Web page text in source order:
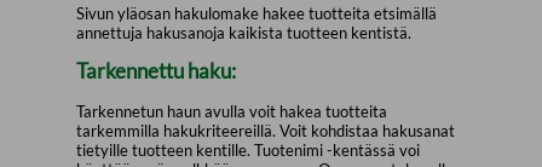
Sivun yläosan hakulomake hakee tuotteita etsimällä
annettuja hakusanoja kaikista tuotteen kentistä.
Tarkennettu haku:
Tarkennetun haun avulla voit hakea tuotteita
tarkemmilla hakukriteereillä. Voit kohdistaa hakusanat
tietyille tuotteen kentille. Tuotenimi -kentässä voi